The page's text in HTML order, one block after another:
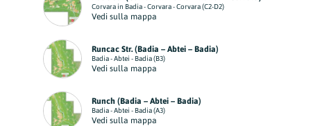
Corvara in Badia - Corvara - Corvara (C2-D2)
Vedi sulla mappa
Runcac Str. (Badia – Abtei – Badia)
Badia - Abtei - Badia (B3)
Vedi sulla mappa
Runch (Badia – Abtei – Badia)
Badia - Abtei - Badia (A3)
Vedi sulla mappa